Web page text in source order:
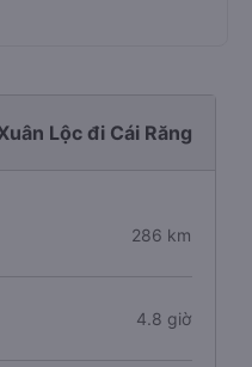
Lộc đi Cái Răng
286 km
4.8 giờ